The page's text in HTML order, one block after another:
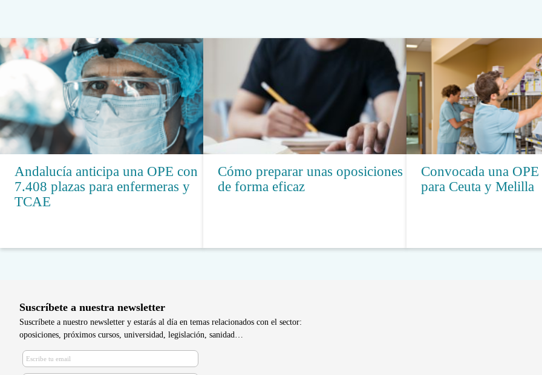
Andalucía anticipa una OPE con
7.408 plazas para enfermeras y
TCAE
Cómo preparar unas oposiciones
de forma eficaz
Convocada una
para Ceuta y Melilla
Suscríbete a nuestra newsletter
Suscríbete a nuestro newsletter y estarás al día en temas relacionados con el sector:
oposiciones, próximos cursos, universidad, legislación, sanidad…